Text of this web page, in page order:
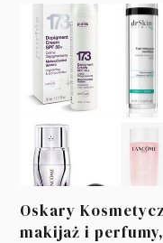
Oskary
makijaż i